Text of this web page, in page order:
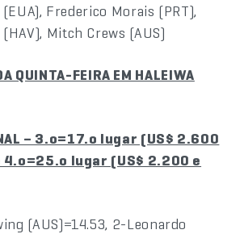
Frederico Morais (PRT),
Mitch Crews (AUS)
QUINTA-FEIRA EM HALEIWA
– 3.o=17.o lugar (US$ 2.600
lugar (US$ 2.200 e
(AUS)=14.53, 2-Leonardo